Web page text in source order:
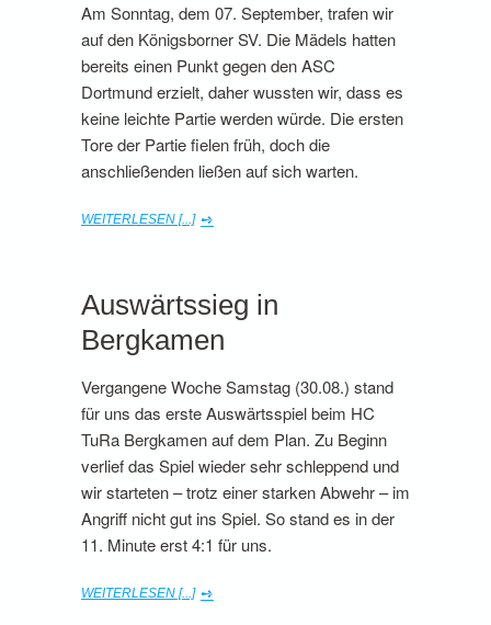
Am Sonntag, dem 07. September, trafen wir
auf den Königsborner SV. Die Mädels hatten
bereits einen Punkt gegen den ASC
Dortmund erzielt, daher wussten wir, dass es
keine leichte Partie werden würde. Die ersten
Tore der Partie fielen früh, doch die
anschließenden ließen auf sich warten.
WEITERLESEN [...]
Auswärtssieg in
Bergkamen
Vergangene Woche Samstag (30.08.) stand
für uns das erste Auswärtsspiel beim HC
TuRa Bergkamen auf dem Plan. Zu Beginn
verlief das Spiel wieder sehr schleppend und
wir starteten – trotz einer starken Abwehr – im
Angriff nicht gut ins Spiel. So stand es in der
11. Minute erst 4:1 für uns.
WEITERLESEN [...]